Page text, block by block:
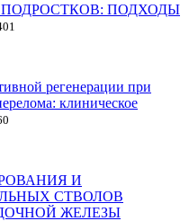
ПОДХОДЫ
регенерации при
клиническое
И
СТВОЛОВ
ЖЕЛЕЗЫ